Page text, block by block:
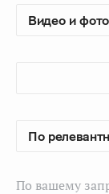
По вашему